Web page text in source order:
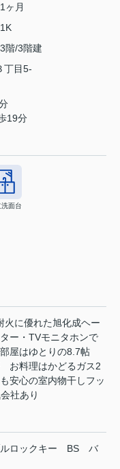
1ヶ月
1K
3階/3階建
丁目5-
19分
面台
に優れた旭化成ヘー
ー・TVモニタホンで
屋はゆとりの8.7帖
料理はかどるガス2
安心の室内物干しフッ
社あり
ロックキー BS
バ